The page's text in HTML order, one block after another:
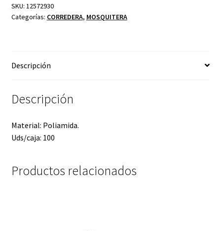
SKU: 12572930
Categorías: CORREDERA, MOSQUITERA
Descripción
Descripción
Material: Poliamida.
Uds/caja: 100
Productos relacionados